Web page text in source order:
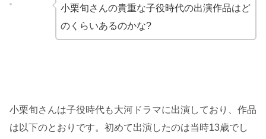
小栗旬さんの貴重な子役時代の出演作品はど
のくらいあるのかな?
小栗旬さんは子役時代も大河ドラマに出演しており、作品
は以下のとおりです。初めて出演したのは当時13歳でし